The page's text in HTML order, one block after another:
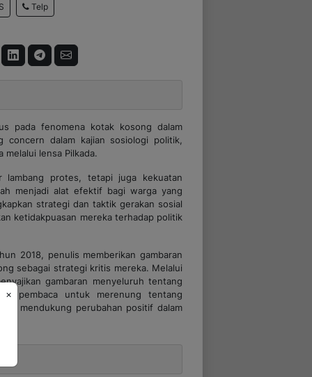
Telp
pada fenomena kotak kosong dalam
concern dalam kajian sosiologi politik,
lensa Pilkada.
lambang protes, tetapi juga kekuatan
menjadi alat efektif bagi warga yang
strategi dan taktik gerakan sosial
ketidakpuasan mereka terhadap politik
2018, penulis memberikan gambaran
sebagai strategi kritis mereka. Melalui
gambaran menyeluruh tentang
pembaca untuk merenung tentang
mendukung perubahan positif dalam
×